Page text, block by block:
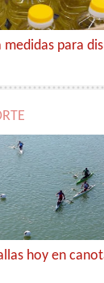
para
hoy en